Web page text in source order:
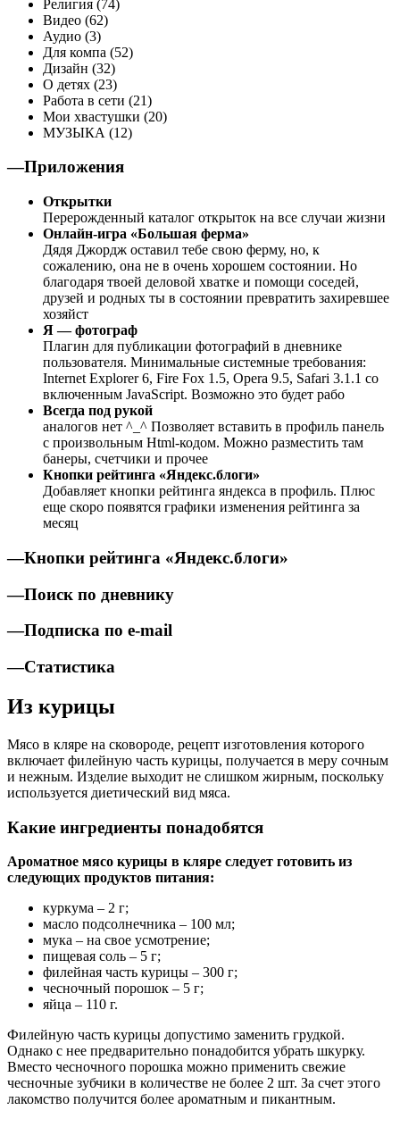
Религия (74)
Видео (62)
Аудио (3)
Для компа (52)
Дизайн (32)
О детях (23)
Работа в сети (21)
Мои хвастушки (20)
МУЗЫКА (12)
—Приложения
Открытки
Перерожденный каталог открыток на все случаи жизни
Онлайн-игра «Большая ферма»
Дядя Джордж оставил тебе свою ферму, но, к
сожалению, она не в очень хорошем состоянии. Но
благодаря твоей деловой хватке и помощи соседей,
друзей и родных ты в состоянии превратить захиревшее
хозяйст
Я — фотограф
Плагин для публикации фотографий в дневнике
пользователя. Минимальные системные требования:
Internet Explorer 6, Fire Fox 1.5, Opera 9.5, Safari 3.1.1 со
включенным JavaScript. Возможно это будет рабо
Всегда под рукой
аналогов нет ^_^ Позволяет вставить в профиль панель
с произвольным Html-кодом. Можно разместить там
банеры, счетчики и прочее
Кнопки рейтинга «Яндекс.блоги»
Добавляет кнопки рейтинга яндекса в профиль. Плюс
еще скоро появятся графики изменения рейтинга за
месяц
—Кнопки рейтинга «Яндекс.блоги»
—Поиск по дневнику
—Подписка по e-mail
—Статистика
Из курицы
Мясо в кляре на сковороде, рецепт изготовления которого
включает филейную часть курицы, получается в меру сочным
и нежным. Изделие выходит не слишком жирным, поскольку
используется диетический вид мяса.
Какие ингредиенты понадобятся
Ароматное мясо курицы в кляре следует готовить из
следующих продуктов питания:
куркума – 2 г;
масло подсолнечника – 100 мл;
мука – на свое усмотрение;
пищевая соль – 5 г;
филейная часть курицы – 300 г;
чесночный порошок – 5 г;
яйца – 110 г.
Филейную часть курицы допустимо заменить грудкой.
Однако с нее предварительно понадобится убрать шкурку.
Вместо чесночного порошка можно применить свежие
чесночные зубчики в количестве не более 2 шт. За счет этого
лакомство получится более ароматным и пикантным.